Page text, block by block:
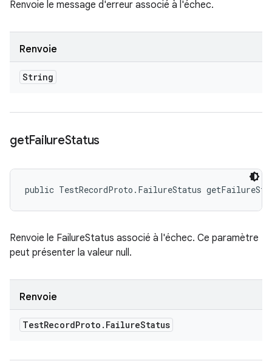
Renvoie le message d'erreur associé à l'échec.
Renvoie
String
getFailureStatus
public TestRecordProto.FailureStatus
Renvoie le FailureStatus associé à l'échec. Ce paramètre
peut présenter la valeur null.
Renvoie
TestRecordProto . FailureStatus